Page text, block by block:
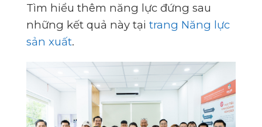
Tìm hiểu thêm năng lực đứng sau
những kết quả này tại trang Năng lực
sản xuất.